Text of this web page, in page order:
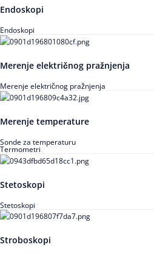
Endoskopi
Endoskopi
Merenje električnog pražnjenja
Merenje električnog pražnjenja
Merenje temperature
Sonde za temperaturu
Termometri
Stetoskopi
Stetoskopi
Stroboskopi